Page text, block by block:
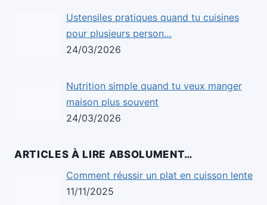
Ustensiles pratiques quand tu cuisines
pour plusieurs person…
24/03/2026
Nutrition simple quand tu veux manger
maison plus souvent
24/03/2026
ARTICLES À LIRE ABSOLUMENT…
Comment réussir un plat en cuisson lente
11/11/2025